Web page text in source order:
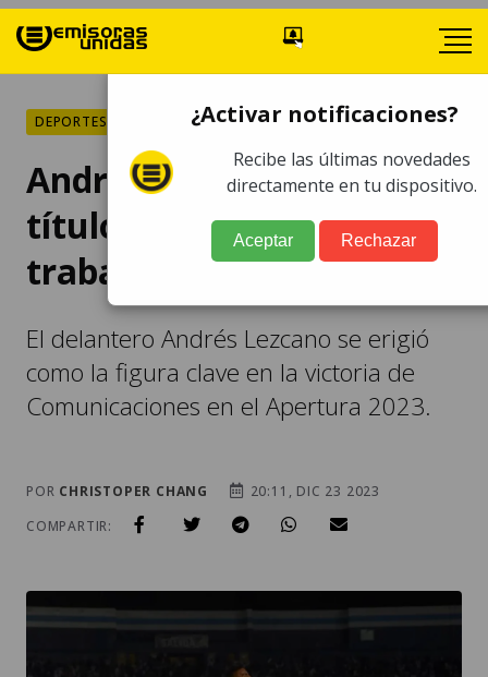
DEPORTES
Andrés Lezcano: "Este
título es fruto del
trabajo"
El delantero Andrés Lezcano se erigió
como la figura clave en la victoria de
Comunicaciones en el Apertura 2023.
POR CHRISTOPER CHANG
20:11, DIC 23 2023
COMPARTIR:
¿Activar notificaciones?
Recibe las últimas novedades
directamente en tu dispositivo.
Aceptar Rechazar